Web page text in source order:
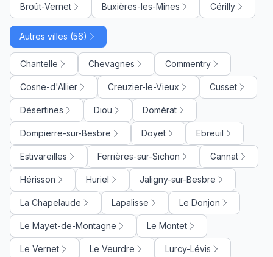
Broût-Vernet Buxières-les-Mines Cérilly
Autres villes (56)
Chantelle Chevagnes Commentry
Cosne-d'Allier Creuzier-le-Vieux Cusset
Désertines Diou Domérat
Dompierre-sur-Besbre Doyet Ebreuil
Estivareilles Ferrières-sur-Sichon Gannat
Hérisson Huriel Jaligny-sur-Besbre
La Chapelaude Lapalisse Le Donjon
Le Mayet-de-Montagne Le Montet
Le Vernet Le Veurdre Lurcy-Lévis